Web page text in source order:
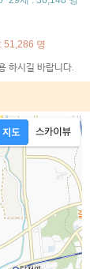
하시길 바랍니다.